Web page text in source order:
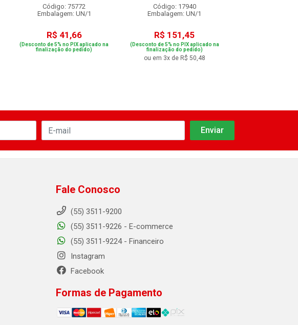
Código: 75772
Embalagem: UN/1
R$ 41,66
(Desconto de 5% no PIX aplicado na
finalização do pedido)
Código: 17940
Embalagem: UN/1
R$ 151,45
(Desconto de 5% no PIX aplicado na
finalização do pedido)
ou em 3x de R$ 50,48
Fale Conosco
(55) 3511-9200
(55) 3511-9226 - E-commerce
(55) 3511-9224 - Financeiro
Instagram
Facebook
Formas de Pagamento